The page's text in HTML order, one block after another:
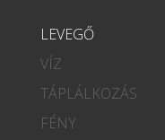
LEVEGŐ
VÍZ
TÁPLÁLKOZÁS
FÉNY